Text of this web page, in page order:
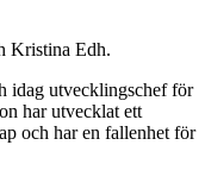
Kristina Edh.
idag utvecklingschef för
har utvecklat ett
och har en fallenhet för